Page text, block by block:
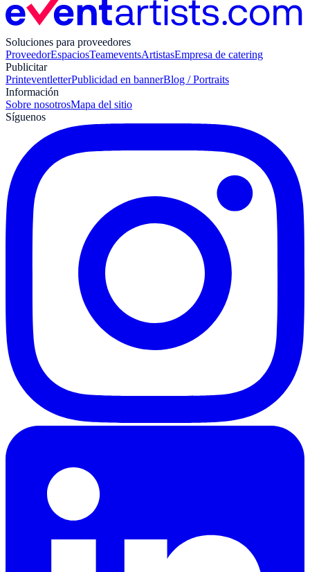
Soluciones para proveedores
ProveedorEspaciosTeameventsArtistasEmpresa de catering
Publicitar
PrinteventletterPublicidad en bannerBlog / Portraits
Información
Sobre nosotrosMapa del sitio
Síguenos